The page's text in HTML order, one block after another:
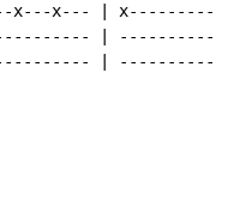
x---x--- |
|
|